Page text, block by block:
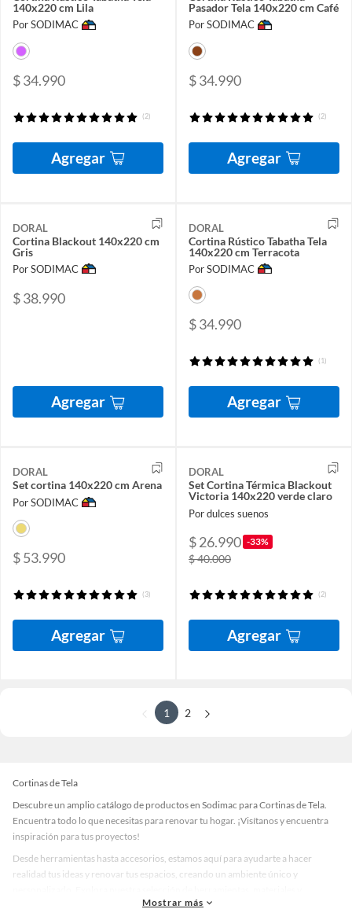
140x220 cm Lila
Por SODIMAC
$ 34.990
(2)
Agregar
Pasador Tela 140x220 cm Café
Por SODIMAC
$ 34.990
(2)
Agregar
DORAL
Cortina Blackout 140x220 cm
Gris
Por SODIMAC
$ 38.990
Agregar
DORAL
Cortina Rústico Tabatha Tela
140x220 cm Terracota
Por SODIMAC
$ 34.990
(1)
Agregar
DORAL
Set cortina 140x220 cm Arena
Por SODIMAC
$ 53.990
(3)
Agregar
DORAL
Set Cortina Térmica Blackout
Victoria 140x220 verde claro
Por dulces suenos
$ 26.990 -33%
$ 40.000
(2)
Agregar
1 2
Cortinas de Tela
Descubre un amplio catálogo de productos en Sodimac para Cortinas de Tela.
Encuentra todo lo que necesitas para renovar tu hogar. ¡Visítanos y encuentra
inspiración para tus proyectos!
Desde herramientas hasta accesorios, estamos aquí para ayudarte a hacer
realidad tus ideas y renovar tus espacios, creando un ambiente único y
accesorios de calidad que te ayudarán a crear un espacio más tú.
Mostrar más